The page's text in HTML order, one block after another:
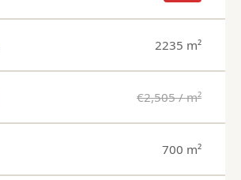
2235 m²
€2,505 / m²
700 m²